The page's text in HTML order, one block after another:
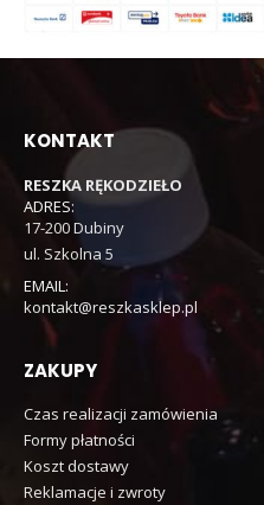
KONTAKT
RESZKA RĘKODZIEŁO
ADRES:
17-200 Dubiny
ul. Szkolna 5
EMAIL:
kontakt@reszkasklep.pl
ZAKUPY
Czas realizacji zamówienia
Formy płatności
Koszt dostawy
Reklamacje i zwroty